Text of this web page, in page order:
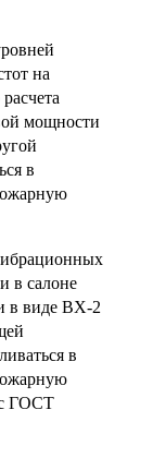
на
мощности
в
в салоне
в виде ВХ-2
в
с ГОСТ